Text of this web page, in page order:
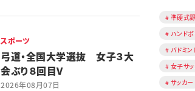
スポーツ
弓道・全国大学選抜 女子３大
会ぶり８回目V
2026年08月07日
準硬式
ハンド
バドミン
女子サ
サッカー